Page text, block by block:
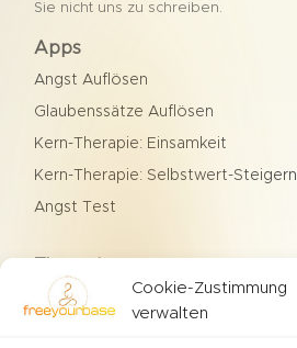
Cookie-Zustimmung
verwalten
Sie nicht uns zu schreiben.
Apps
Angst Auflösen
Glaubenssätze Auflösen
Kern-Therapie: Einsamkeit
Kern-Therapie: Selbstwert-Steigern
Angst Test
Agoraphobie